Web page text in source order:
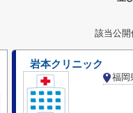
該当公開
岩本クリニック
福岡